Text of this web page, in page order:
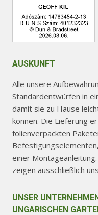
AUSKUNFT
Alle unsere
Standardentwürfen in
damit sie zu Hause
können. Die Lieferung
folienverpackten
einer
zeigen ausschließlich
UNSER
UNGARISCHEN